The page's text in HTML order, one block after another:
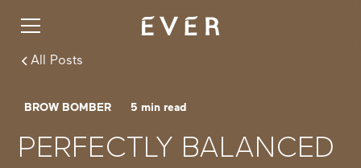
All Posts
BROW BOMBER 5 min read
PERFECTLY BALANCED